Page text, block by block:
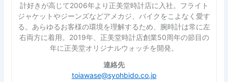
計好きが高じて2006年より正美堂時計店に入社。フライト
ジャケットやジーンズなどアメカジ、バイクをこよなく愛す
る。あらゆるお客様の環境を理解するため、腕時計は常に左
右両方に着用。2019年、正美堂時計店創業50周年の節目の
年に正美堂オリジナルウォッチを開発。
連絡先
toiawase@syohbido.co.jp